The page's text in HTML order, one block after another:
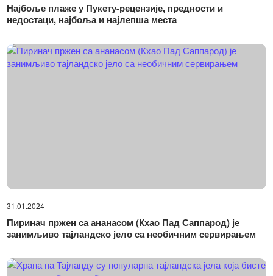
Најбоље плаже у Пукету-рецензије, предности и
недостаци, најбоља и најлепша места
31.01.2024
Пиринач пржен са ананасом (Кхао Пад Саппарод) је
занимљиво тајландско јело са необичним сервирањем